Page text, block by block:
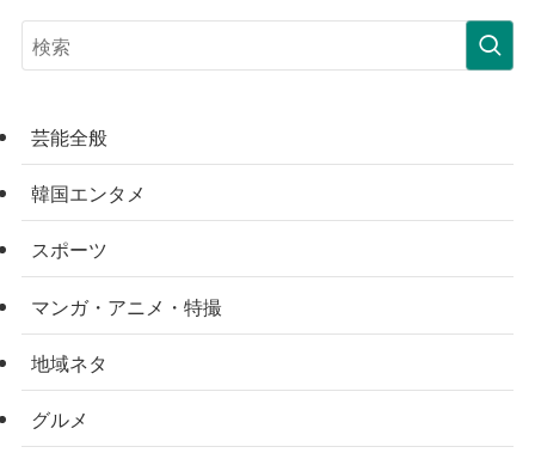
芸能全般
韓国エンタメ
スポーツ
マンガ・アニメ・特撮
地域ネタ
グルメ